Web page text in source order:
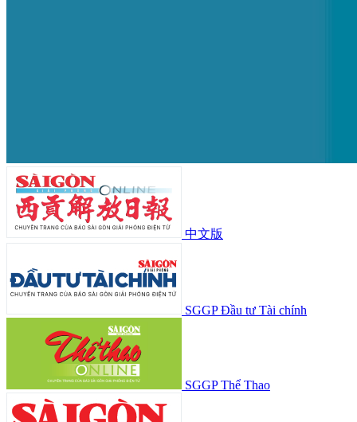
中文版
SGGP Đầu tư Tài chính
SGGP Thể Thao